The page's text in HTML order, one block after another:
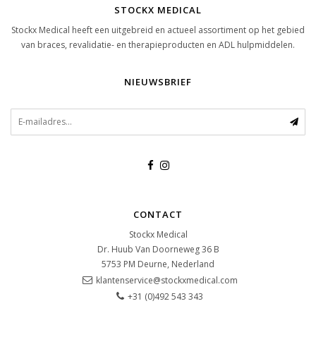
STOCKX MEDICAL
Stockx Medical heeft een uitgebreid en actueel assortiment op het gebied
van braces, revalidatie- en therapieproducten en ADL hulpmiddelen.
NIEUWSBRIEF
CONTACT
Stockx Medical
Dr. Huub Van Doorneweg 36 B
5753 PM Deurne, Nederland
klantenservice@stockxmedical.com
+31 (0)492 543 343